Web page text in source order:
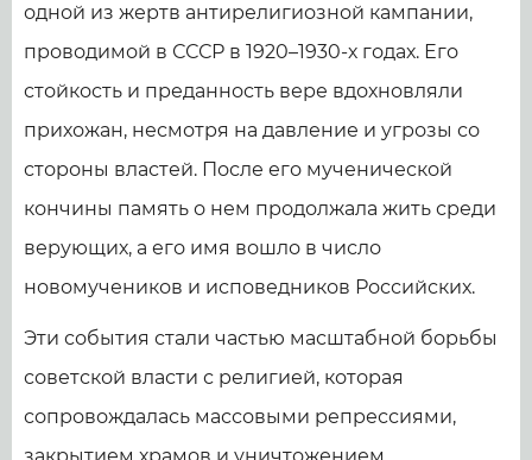
одной из жертв антирелигиозной кампании,
проводимой в СССР в 1920–1930-х годах. Его
стойкость и преданность вере вдохновляли
прихожан, несмотря на давление и угрозы со
стороны властей. После его мученической
кончины память о нем продолжала жить среди
верующих, а его имя вошло в число
новомучеников и исповедников Российских.
Эти события стали частью масштабной борьбы
советской власти с религией, которая
сопровождалась массовыми репрессиями,